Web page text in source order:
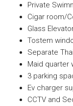
Private
Cigar room/
Glass
Tostem
Separate
Maid quarter
3 parking
Ev charger
CCTV and